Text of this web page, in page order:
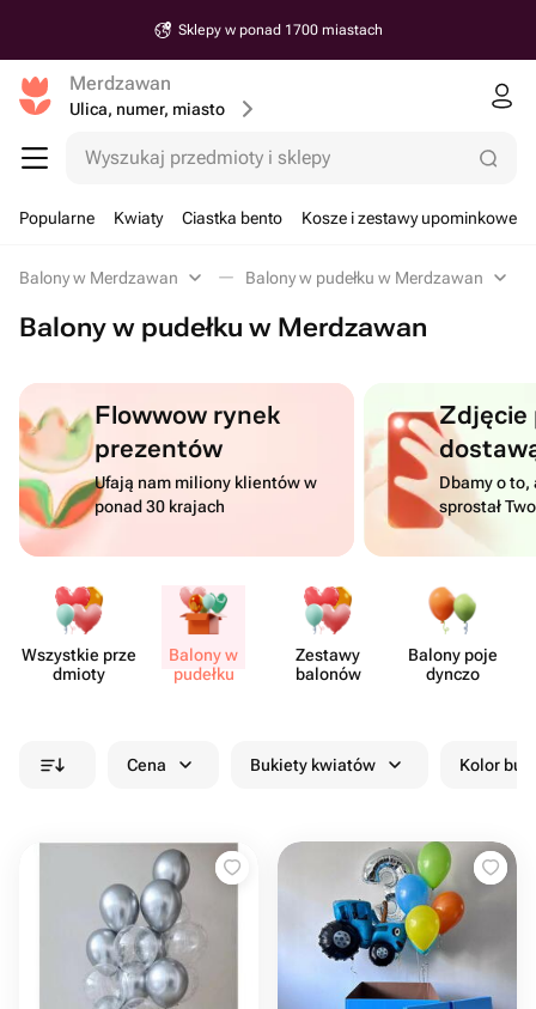
Sklepy w ponad 1700 miastach
Merdzawan
Ulica, numer, miasto
Wyszukaj przedmioty i sklepy
Popularne Kwiaty Ciastka bento Kosze i zestawy upominkowe
Balony w Merdzawan Balony w pudełku w Merdzawan
Balony w pudełku w Merdzawan
Flowwow rynek
prezentów
Ufają nam miliony klientów w
ponad 30 krajach
Dbamy o to,
sprostał
Wszystkie prze​
dmioty
Balony w
pudełku
Zestawy
balonów
Balony poje​
dynczo
Cena Bukiety kwiatów Kolor